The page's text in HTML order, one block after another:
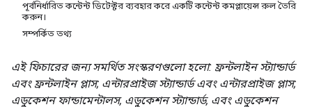
পূর্বনির্ধারিত কন্টেন্ট ডিটেক্টর ব্যবহার করে একটি কন্টেন্ট কমপ্লায়েন্স রুল তৈরি
করুন।
সম্পর্কিত তথ্য
এই ফিচারের জন্য সমর্থিত সংস্করণগুলো হলো: ফ্রন্টলাইন স্ট্যান্ডার্ড
এবং ফ্রন্টলাইন প্লাস; এন্টারপ্রাইজ স্ট্যান্ডার্ড এবং এন্টারপ্রাইজ প্লাস;
এডুকেশন ফান্ডামেন্টালস, এডুকেশন স্ট্যান্ডার্ড, এবং এডুকেশন